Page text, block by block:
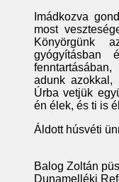
Imádkozva
most
Könyörgünk
gyógyításban
adunk azokkal,
Úrba vetjük
én élek, és ti is
Áldott húsvéti
Balog Zoltán
Dunamelléki